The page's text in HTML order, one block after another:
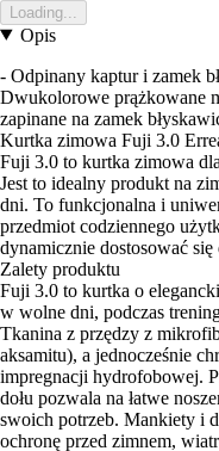
Loading...
Opis
- Odpinany kaptur i zamek
Dwukolorowe prążkowane
zapinane na zamek
Kurtka zimowa Fuji 3.0
Fuji 3.0 to kurtka zimowa
Jest to idealny produkt na
dni. To funkcjonalna i
przedmiot codziennego
dynamicznie dostosować
Zalety produktu
Fuji 3.0 to kurtka o
w wolne dni, podczas
Tkanina z przędzy z
aksamitu), a jednocześnie
impregnacji hydrofobowej.
dołu pozwala na łatwe
swoich potrzeb. Mankiety i
ochronę przed zimnem,